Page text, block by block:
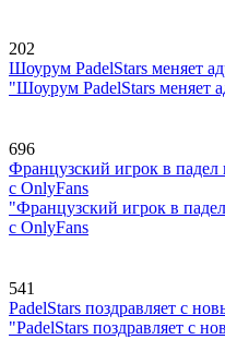
202
Шоурум PadelStars меняет
"Шоурум PadelStars меняет
696
Французский игрок в
с OnlyFans
"Французский игрок в
с OnlyFans
541
PadelStars поздравляет с
"PadelStars поздравляет с